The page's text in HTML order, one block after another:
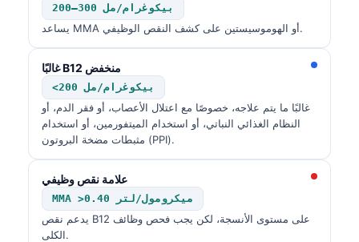
200–300 بيكوغرام/مل
يساعد MMA أو الهوموسيستين على كشف النقص الوظيفي.
غالبًا B12 منخفض
<200 بيكوغرام/مل
غالبًا ما يتم علاجه، خصوصًا مع اعتلال الأعصاب، أو فقر الدم، أو
النظام الغذائي النباتي، أو استخدام الميتفورمين، أو استخدام
مثبطات مضخة البروتون (PPI).
علامة نقص وظيفي
MMA >0.40 ميكرومول/لتر
يدعم نقص B12 على مستوى الأنسجة، لكن يجب فحص وظائف
الكلى.